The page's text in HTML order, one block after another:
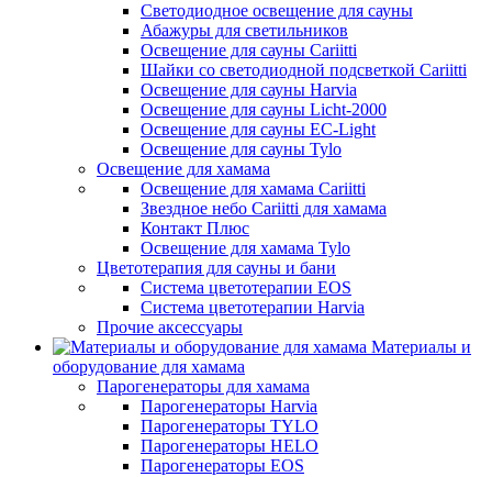
Светодиодное освещение для сауны
Абажуры для светильников
Освещение для сауны Cariitti
Шайки со светодиодной подсветкой Cariitti
Освещение для сауны Harvia
Освещение для сауны Licht-2000
Освещение для сауны EC-Light
Освещение для сауны Tylo
Освещение для хамама
Освещение для хамама Cariitti
Звездное небо Cariitti для хамама
Контакт Плюс
Освещение для хамама Tylo
Цветотерапия для сауны и бани
Система цветотерапии EOS
Система цветотерапии Harvia
Прочие аксессуары
Материалы и
оборудование для хамама
Парогенераторы для хамама
Парогенераторы Harvia
Парогенераторы TYLO
Парогенераторы HELO
Парогенераторы EOS